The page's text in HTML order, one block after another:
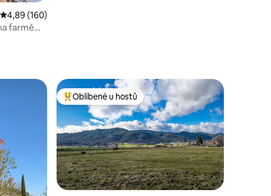
Průměrné hodnocení 4,89 z 5, 160 hodnocení
4,89 (160)
farmě
Nejlepší v kategorii Oblíbené u hostů
Oblíbené u hostů